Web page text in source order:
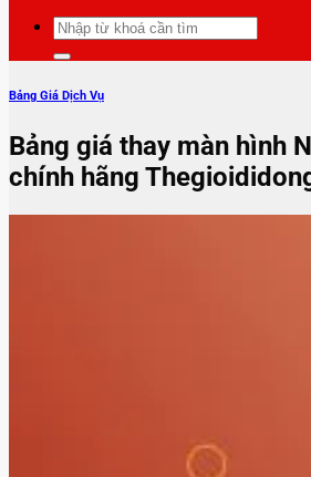
Tìm
kiếm:
Bảng Giá Dịch Vụ
Bảng giá thay màn hình
chính hãng